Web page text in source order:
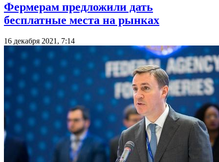
Фермерам предложили дать
бесплатные места на рынках
16 декабря 2021, 7:14